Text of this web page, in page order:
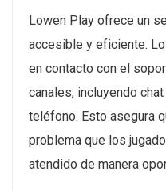
Lowen Play ofrece un
accesible y eficiente.
en contacto con el
canales, incluyendo
teléfono. Esto asegura
problema que los
atendido de manera